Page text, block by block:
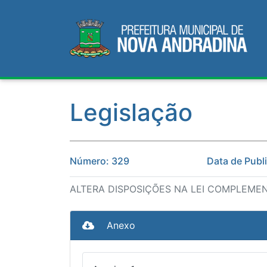
Legislação
Número: 329 Data de
ALTERA DISPOSIÇÕES NA LEI
Anexo